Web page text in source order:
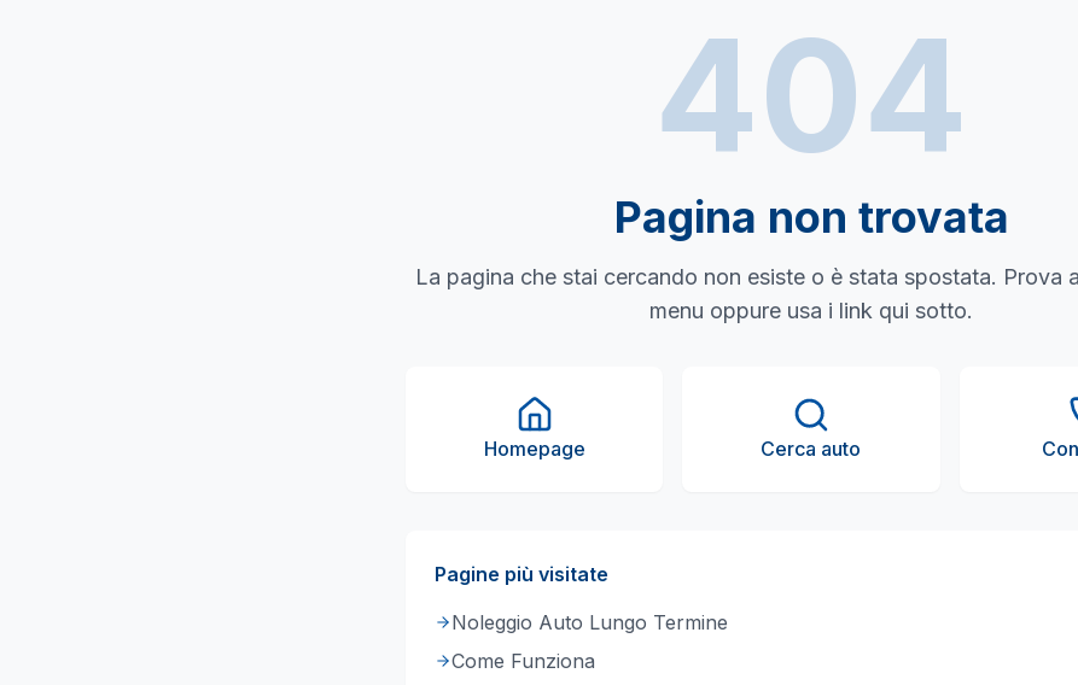
404
Pagina non trovata
La pagina che stai cercando non esiste o è stata spostata. Prova
menu oppure usa i link qui sotto.
Homepage Cerca auto
Pagine più visitate
Noleggio Auto Lungo Termine
Come Funziona